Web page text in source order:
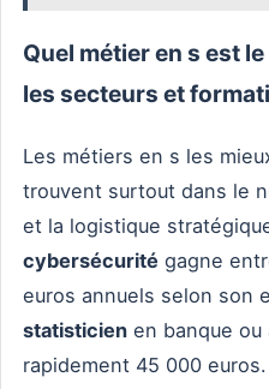
Quel métier en s est
les secteurs et
Les métiers en s les
trouvent surtout dans le
et la logistique
cybersécurité gagne
euros annuels selon son
statisticien en banque
rapidement 45 000 euros.